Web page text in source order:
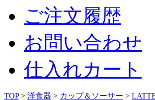
ご注文履歴
お問い合わせ
仕入れカート
TOP> 洋食器 > カップ＆ソーサー >